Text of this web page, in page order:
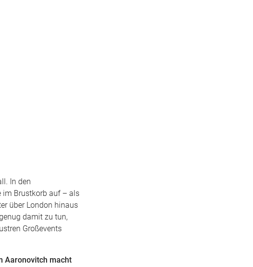
In den
im Brustkorb auf – als
über London hinaus
damit zu tun,
Großevents
Aaronovitch macht